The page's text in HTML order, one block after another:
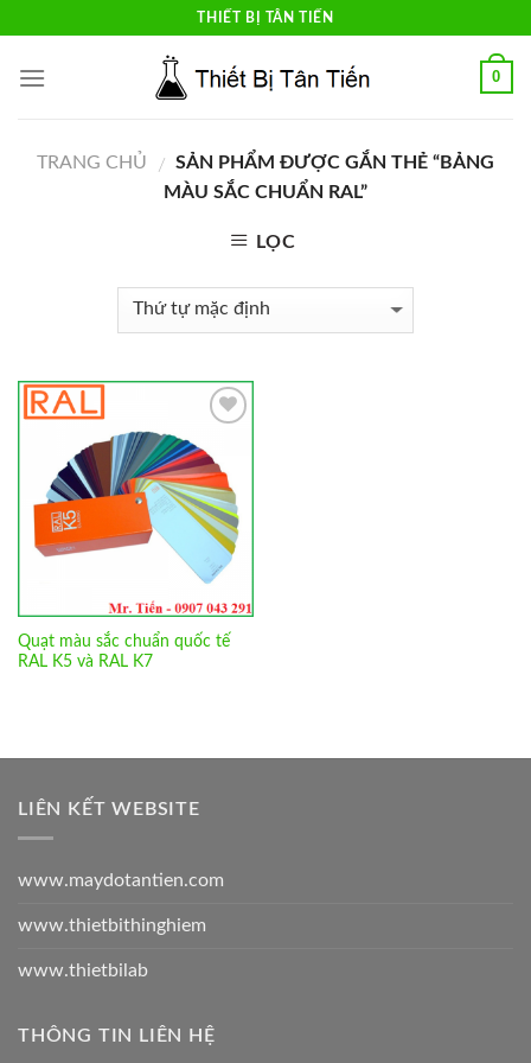
content
THIẾT BỊ TÂN TIẾN
0
TRANG CHỦ / SẢN PHẨM ĐƯỢC GẮN THẺ “BẢNG
MÀU SẮC CHUẨN RAL”
LỌC
Wishlist
Quạt màu sắc chuẩn quốc tế
RAL K5 và RAL K7
LIÊN KẾT WEBSITE
www.maydotantien.com
www.thietbithinghiem
www.thietbilab
THÔNG TIN LIÊN HỆ